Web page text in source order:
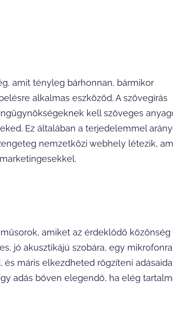
amit tényleg bárhonnan, bármikor
alkalmas eszközöd. A szövegírás
kell szöveges
Ez általában a terjedelemmel
nemzetközi webhely létezik,
amiket az érdeklődő közönség
jó akusztikájú szobára, egy
máris elkezdheted rögzíteni
adás bőven elegendő, ha elég